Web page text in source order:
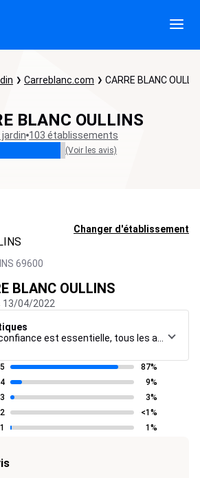
Carreblanc.com CARRE BLANC
BLANC OULLINS
jardin 103 établissements
(Voir les avis)
Changer d'établissement
69600
BLANC OULLINS
13/04/2022
5
87%
4
9%
3
3%
2
<1%
1
1%